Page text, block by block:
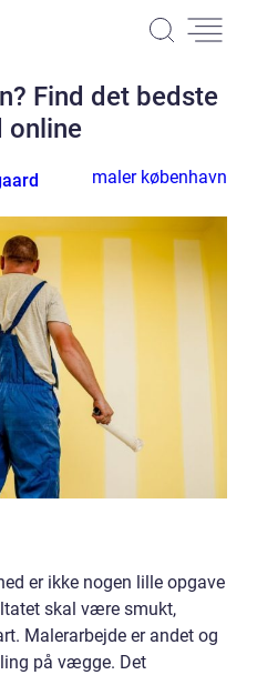
Find det bedste
online
maler københavn
er ikke nogen lille opgave
skal være smukt,
Malerarbejde er andet og
på vægge. Det